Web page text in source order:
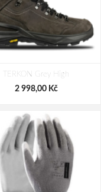
TERKON Grey High
2 998,00 Kč